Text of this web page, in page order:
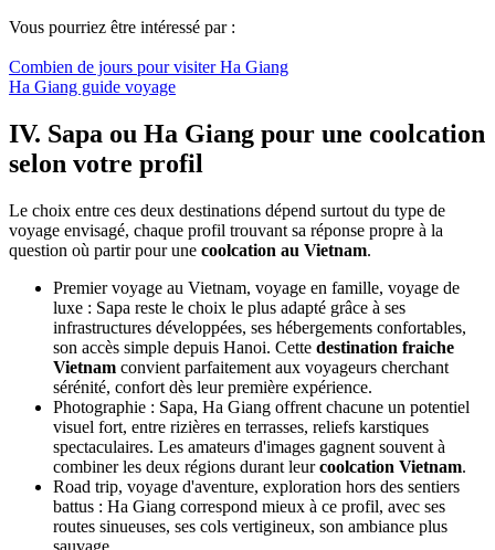
Vous pourriez être intéressé par :
Combien de jours pour visiter Ha Giang
Ha Giang guide voyage
IV. Sapa ou Ha Giang pour une coolcation
selon votre profil
Le choix entre ces deux destinations dépend surtout du type de
voyage envisagé, chaque profil trouvant sa réponse propre à la
question où partir pour une coolcation au Vietnam.
Premier voyage au Vietnam, voyage en famille, voyage de
luxe : Sapa reste le choix le plus adapté grâce à ses
infrastructures développées, ses hébergements confortables,
son accès simple depuis Hanoi. Cette destination fraiche
Vietnam convient parfaitement aux voyageurs cherchant
sérénité, confort dès leur première expérience.
Photographie : Sapa, Ha Giang offrent chacune un potentiel
visuel fort, entre rizières en terrasses, reliefs karstiques
spectaculaires. Les amateurs d'images gagnent souvent à
combiner les deux régions durant leurcoolcation Vietnam.
Road trip, voyage d'aventure, exploration hors des sentiers
battus : Ha Giang correspond mieux à ce profil, avec ses
routes sinueuses, ses cols vertigineux, son ambiance plus
sauvage.